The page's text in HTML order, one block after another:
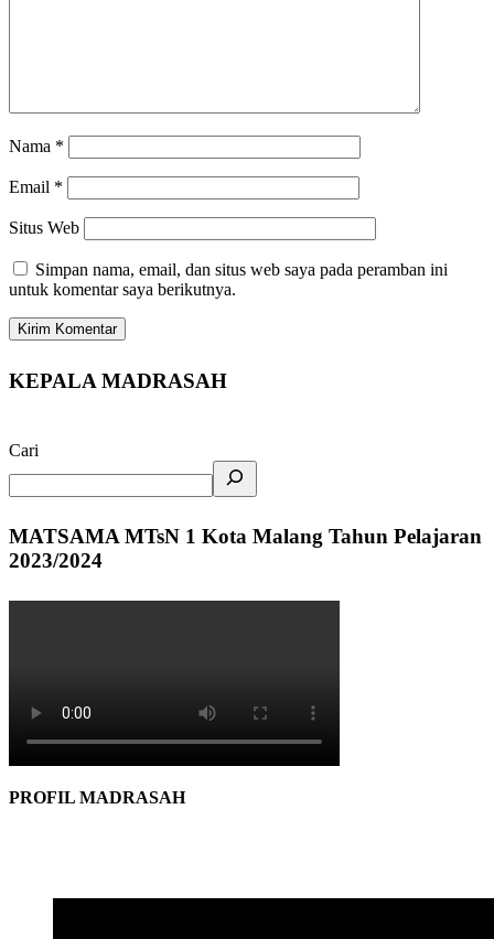
Nama *
Email *
Situs Web
Simpan nama, email, dan situs web saya pada peramban ini
untuk komentar saya berikutnya.
KEPALA MADRASAH
Cari
MATSAMA MTsN 1 Kota Malang Tahun Pelajaran
2023/2024
PROFIL MADRASAH